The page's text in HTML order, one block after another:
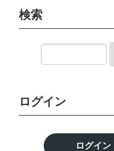
検索
ログイン
ログイン